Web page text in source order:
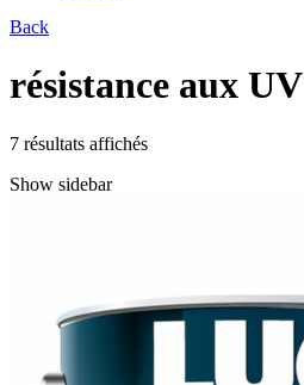
Back
résistance aux UV
7 résultats affichés
Show sidebar